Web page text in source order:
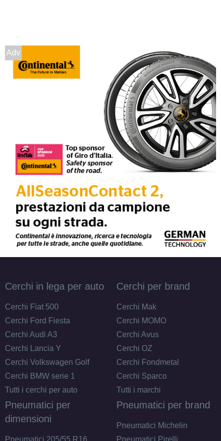
155/80 R13 79T
Disponibile
165/70 R13 79T
Disponibile
165/80 R13 83T
Disponibile
175/70 R13 82H B
Adv
Cerchi in lega per auto
Cerchi Fiat 500
Cerchi Ford Fiesta
Cerchi Audi A3
Cerchi Lancia Y
Cerchi Volkswagen Golf
Cerchi BMW serie 1
Tutti i cerchi per auto
Cerchi per brand
Cerchi Mak
Cerchi MOMO
Cerchi Avus
Cerchi OZ
Cerchi Fondmetal
Cerchi Sparco
Tutti i marchi
Pneumatici per
dimensioni
Pneumatici per brand
Pneumatici Michelin